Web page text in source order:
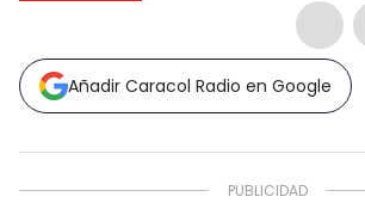
Añadir Caracol Radio en Google